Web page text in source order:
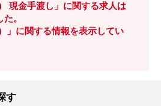
現金手渡し」に関する求人は
。
」に関する情報を表示してい
す